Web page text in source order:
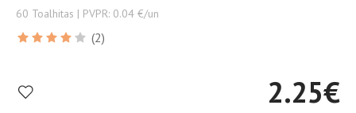
60 Toalhitas | PVPR: 0.04 €/un
(2)
2.25€